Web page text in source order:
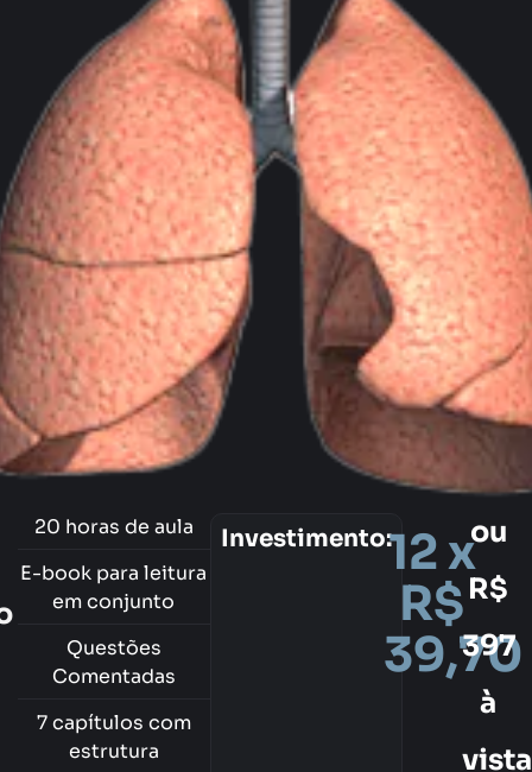
20 horas de aula
E-book para leitura
em conjunto
Questões
Comentadas
7 capítulos com
estrutura
Investimento:12 x
R$
39,70
ou
R$
397
à
vista